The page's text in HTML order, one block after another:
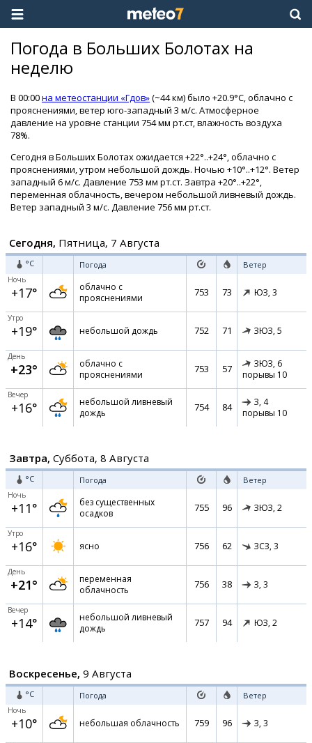
Погода в Больших Болотах на
неделю
В 00:00на метеостанции «Гдов»(~44 км) было +20.9°C, облачно с
прояснениями, ветер юго-западный 3 м/с. Атмосферное
давление на уровне станции 754 мм рт.ст, влажность воздуха
78%.
Сегодня в Больших Болотах ожидается +22°..+24°, облачно с
прояснениями, утром небольшой дождь. Ночью +10°..+12°. Ветер
западный 6 м/с. Давление 753 мм рт.ст. Завтра +20°..+22°,
переменная облачность, вечером небольшой ливневый дождь.
Ветер западный 3 м/с. Давление 756 мм рт.ст.
Сегодня, Пятница, 7 Августа
°C Погода Ветер
Ночь
+17°
облачно с
прояснениями
753 73 ЮЗ, 3
Утро
+19° небольшой дождь 752 71 ЗЮЗ, 5
День
+23°
облачно с
прояснениями
753 57 ЗЮЗ, 6
порывы 10
Вечер
+16°
небольшой ливневый
дождь
754 84 З, 4
порывы 10
Завтра, Суббота, 8 Августа
°C Погода Ветер
Ночь
+11°
без существенных
осадков
755 96 ЗЮЗ, 2
Утро
+16° ясно 756 62 ЗСЗ, 3
День
+21°
переменная
облачность
756 38 З, 3
Вечер
+14°
небольшой ливневый
дождь
757 94 ЮЗ, 2
Воскресенье, 9 Августа
°C Погода Ветер
Ночь
+10° небольшая облачность 759 96 З, 3